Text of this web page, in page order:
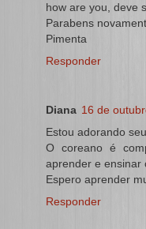
how are you, deve
Parabens
Pimenta
Responder
Diana 16 de
Estou adorando
O coreano é
aprender e ensinar
Espero aprender
Responder